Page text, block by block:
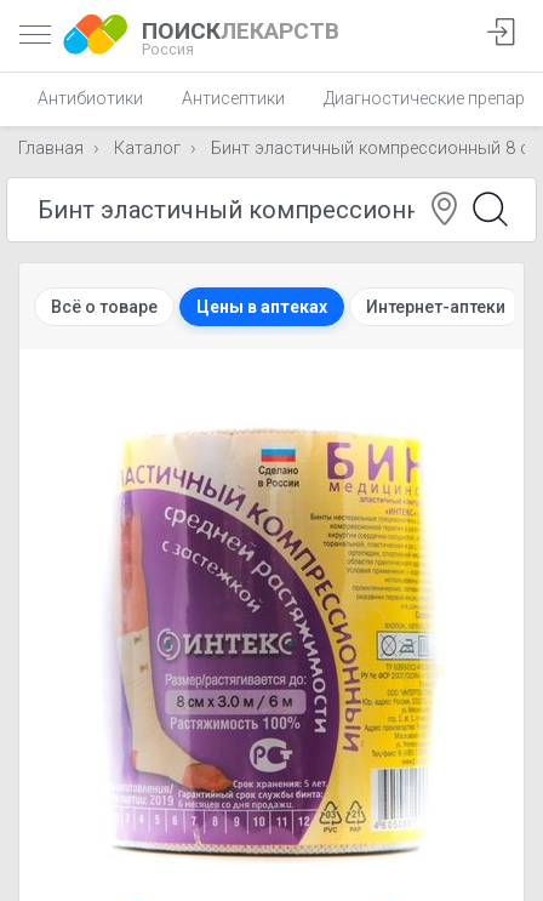
ПОИСКЛЕКАРСТВ
Россия
Антибиотики Антисептики Диагностические
Главная Каталог Бинт эластичный компрессионный 8
Всё о товаре Цены в аптеках Интернет-аптеки